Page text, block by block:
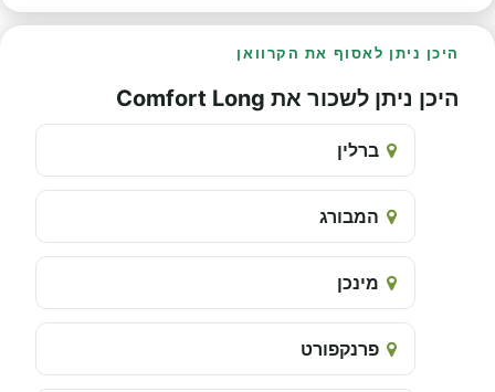
היכן ניתן לאסוף את הקרוואן
היכן ניתן לשכור את Comfort Long
ברלין
המבורג
מינכן
פרנקפורט